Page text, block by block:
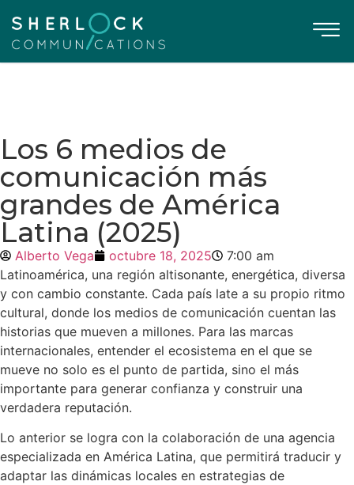
Los 6 medios de
comunicación más
grandes de América
Latina (2025)
Alberto Vega octubre 18, 2025
7:00 am
Latinoamérica, una región altisonante, energética, diversa
y con cambio constante. Cada país late a su propio ritmo
cultural, donde los medios de comunicación cuentan las
historias que mueven a millones. Para las marcas
internacionales, entender el ecosistema en el que se
mueve no solo es el punto de partida, sino el más
importante para generar confianza y construir una
verdadera reputación.
Lo anterior se logra con la colaboración de una agencia
especializada en América Latina, que permitirá traducir y
adaptar las dinámicas locales en estrategias de